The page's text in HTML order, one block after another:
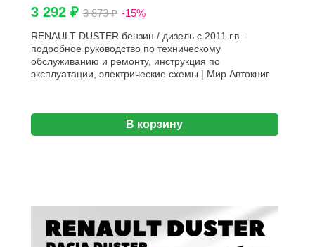
3 292 ₽ 3 873 ₽ -15%
RENAULT DUSTER бензин / дизель с 2011 г.в. -
подробное руководство по техническому
обслуживанию и ремонту, инструкция по
эксплуатации, электрические схемы | Мир Автокниг
В корзину